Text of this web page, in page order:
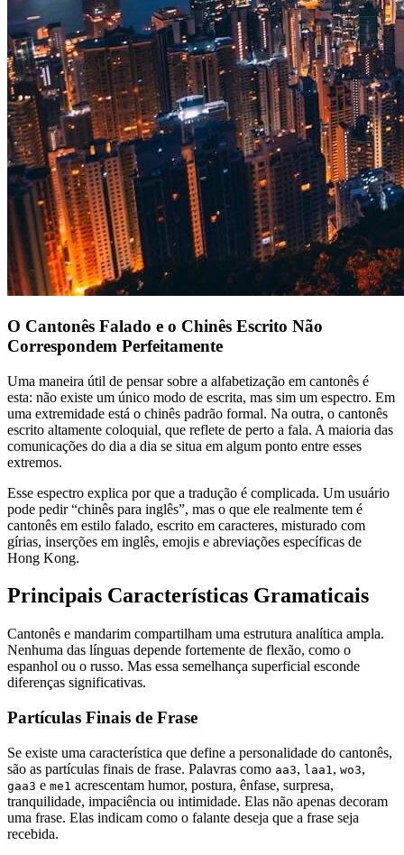
O Cantonês Falado e o Chinês Escrito Não
Correspondem Perfeitamente
Uma maneira útil de pensar sobre a alfabetização em cantonês é
esta: não existe um único modo de escrita, mas sim um espectro. Em
uma extremidade está o chinês padrão formal. Na outra, o cantonês
escrito altamente coloquial, que reflete de perto a fala. A maioria das
comunicações do dia a dia se situa em algum ponto entre esses
extremos.
Esse espectro explica por que a tradução é complicada. Um usuário
pode pedir “chinês para inglês”, mas o que ele realmente tem é
cantonês em estilo falado, escrito em caracteres, misturado com
gírias, inserções em inglês, emojis e abreviações específicas de
Hong Kong.
Principais Características Gramaticais
Cantonês e mandarim compartilham uma estrutura analítica ampla.
Nenhuma das línguas depende fortemente de flexão, como o
espanhol ou o russo. Mas essa semelhança superficial esconde
diferenças significativas.
Partículas Finais de Frase
Se existe uma característica que define a personalidade do cantonês,
são as partículas finais de frase. Palavras como aa3, laa1 , wo3,
gaa3 e me1 acrescentam humor, postura, ênfase, surpresa,
tranquilidade, impaciência ou intimidade. Elas não apenas decoram
uma frase. Elas indicam como o falante deseja que a frase seja
recebida.